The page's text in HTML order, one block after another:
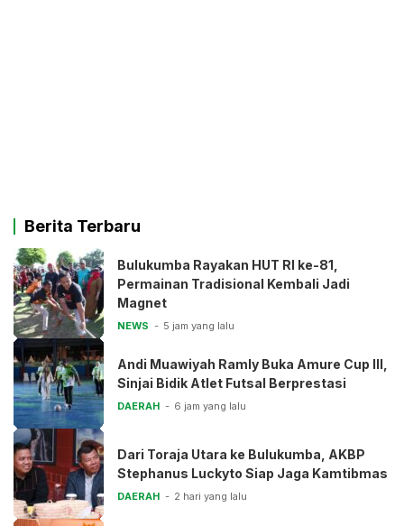
Berita Terbaru
Bulukumba Rayakan HUT RI ke-81,
Permainan Tradisional Kembali Jadi
Magnet
NEWS 5 jam yang lalu
Andi Muawiyah Ramly Buka Amure Cup III,
Sinjai Bidik Atlet Futsal Berprestasi
DAERAH 6 jam yang lalu
Dari Toraja Utara ke Bulukumba, AKBP
Stephanus Luckyto Siap Jaga Kamtibmas
DAERAH 2 hari yang lalu